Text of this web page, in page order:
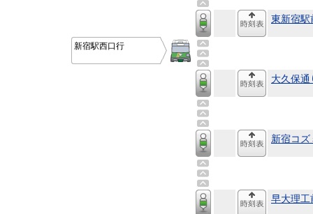
東新宿駅
新宿駅西口行
大久保通
新宿コ
早大理工